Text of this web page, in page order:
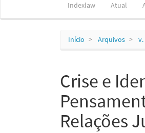
Indexlaw Atual
Início Arquivos v.
Crise e
Relações